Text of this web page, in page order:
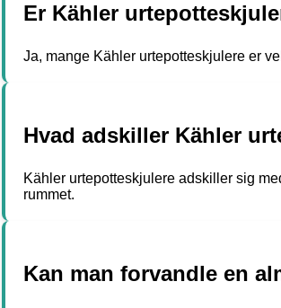
Er Kähler
Ja, mange Kähler urtepotteskjulere er
Hvad adskiller Kähler
Kähler urtepotteskjulere adskiller sig
rummet.
Kan man forvandle en